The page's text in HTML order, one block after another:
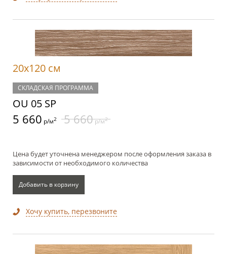
20x120 см
СКЛАДСКАЯ ПРОГРАММА
OU 05 SP
5 660 р/м2 5 660р/м2
Цена будет уточнена менеджером после оформления заказа в
зависимости от необходимого количества
Добавить в корзину
Хочу купить, перезвоните